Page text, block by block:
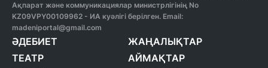
Ақпарат және коммуникациялар министрлігінің No
KZ09VPY00109962 - ИА куәлігі берілген. Email:
madeniportal@gmail.com
ӘДЕБИЕТ
ТЕАТР
ЖАҢАЛЫҚТАР
АЙМАҚТАР